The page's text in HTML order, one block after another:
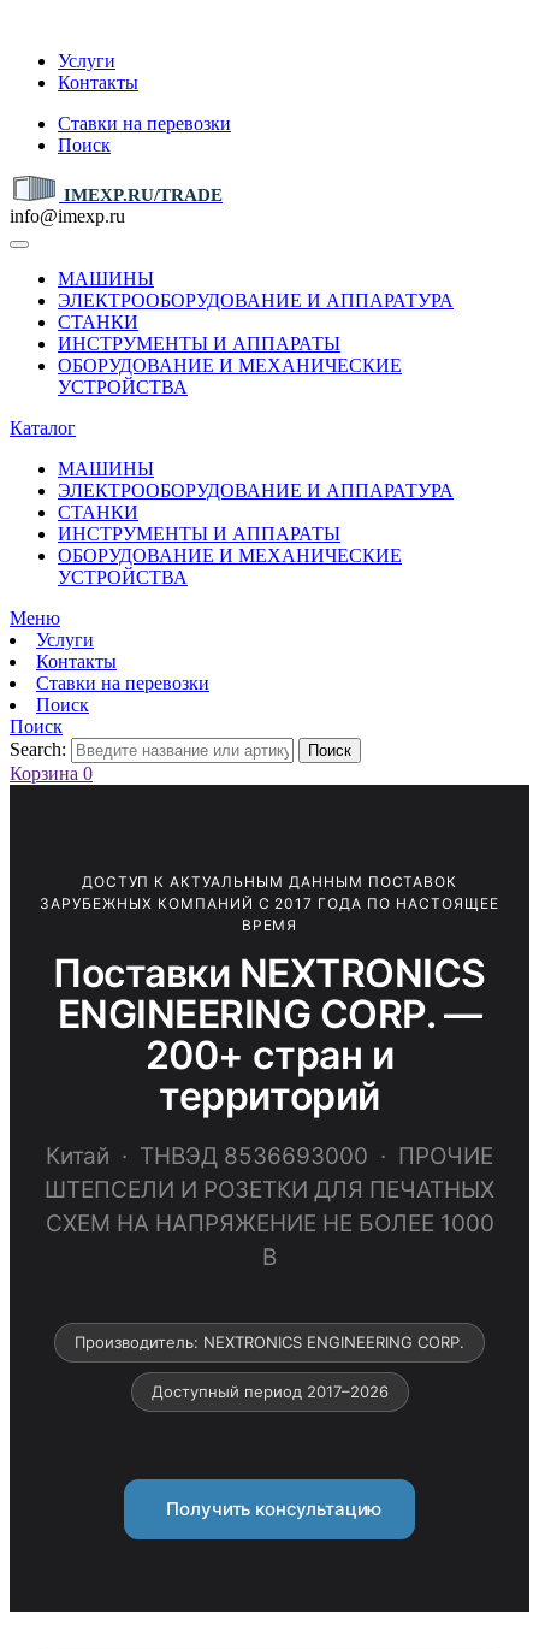
Услуги
Контакты
Ставки на перевозки
Поиск
IMEXP.RU/TRADE
info@imexp.ru
МАШИНЫ
ЭЛЕКТРООБОРУДОВАНИЕ И АППАРАТУРА
СТАНКИ
ИНСТРУМЕНТЫ И АППАРАТЫ
ОБОРУДОВАНИЕ И МЕХАНИЧЕСКИЕ
УСТРОЙСТВА
Каталог
МАШИНЫ
ЭЛЕКТРООБОРУДОВАНИЕ И АППАРАТУРА
СТАНКИ
ИНСТРУМЕНТЫ И АППАРАТЫ
ОБОРУДОВАНИЕ И МЕХАНИЧЕСКИЕ
УСТРОЙСТВА
Меню
Услуги
Контакты
Ставки на перевозки
Поиск
Поиск
Search:
Поиск
Корзина 0
ДОСТУП К АКТУАЛЬНЫМ ДАННЫМ ПОСТАВОК
ЗАРУБЕЖНЫХ КОМПАНИЙ С 2017 ГОДА ПО НАСТОЯЩЕЕ
ВРЕМЯ
Поставки NEXTRONICS
ENGINEERING CORP. —
200+ стран и
территорий
Китай · ТНВЭД 8536693000 · ПРОЧИЕ
ШТЕПСЕЛИ И РОЗЕТКИ ДЛЯ ПЕЧАТНЫХ
СХЕМ НА НАПРЯЖЕНИЕ НЕ БОЛЕЕ 1000
В
Производитель: NEXTRONICS ENGINEERING CORP.
Доступный период 2017–2026
Получить консультацию